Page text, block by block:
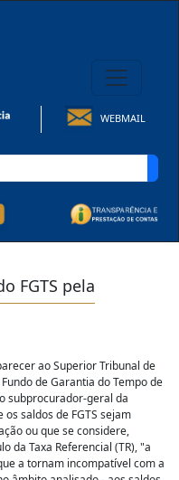
WEBMAIL
FGTS pela
ao Superior Tribunal de
de Garantia do Tempo de
subprocurador-geral da
saldos de FGTS sejam
ou que se considere,
da Taxa Referencial (TR), "a
a tornam incompatível com a